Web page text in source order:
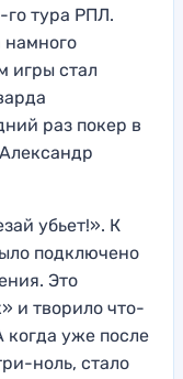
го тура РПЛ.
намного
игры стал
раз покер в
убьет!». К
подключено
Это
и творило что-
когда уже после
ноль, стало